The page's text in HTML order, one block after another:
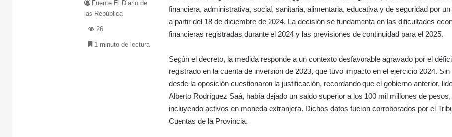
financiera, administrativa, social, sanitaria, alimentaria, educativa y de seguridad por un
a partir del 18 de diciembre de 2024. La decisión se fundamenta en las dificultades
financieras registradas durante el 2024 y las previsiones de continuidad para el 2025.
Según el decreto, la medida responde a un contexto desfavorable agravado por el
registrado en la cuenta de inversión de 2023, que tuvo impacto en el ejercicio 2024. Sin
desde la oposición cuestionaron la justificación, recordando que el gobierno anterior,
Alberto Rodríguez Saá, había dejado un saldo superior a los 100 mil millones de pesos,
incluyendo activos en moneda extranjera. Dichos datos fueron corroborados por el
Cuentas de la Provincia.
Fuente El Diario de
las República
26
1 minuto de lectura